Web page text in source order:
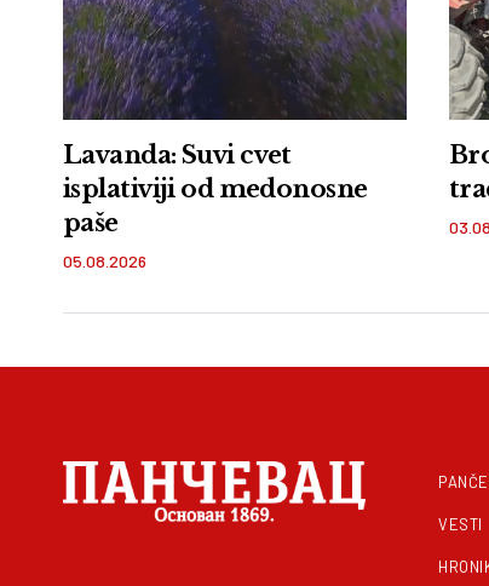
Lavanda: Suvi cvet
isplativiji od medonosne
paše
05.08.2026
VESTI